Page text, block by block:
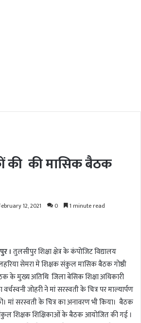
की की मासिक बैठक
12, 2021 0 1 minute read
। तुलसीपुर शिक्षा क्षेत्र के कंपोजिट विद्यालय
सेमरा मे शिक्षक संकुल मासिक बैठक गोष्ठी
के मुख्य अतिथि जिला बेसिक शिक्षा अधिकारी
वर्चस्वनी जोहरी ने मां सरस्वती के चित्र पर माल्यार्पण
सरस्वती के चित्र का अनावरण भी किया। बैठक
शिक्षक शिक्षिकाओं के बैठक आयोजित की गई ।